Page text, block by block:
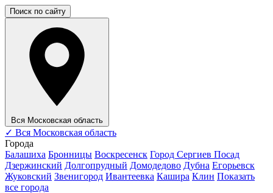
Поиск по сайту
Вся Московская область
✓ Вся Московская область
Города
Балашиха Бронницы Воскресенск Город Сергиев Посад
Дзержинский Долгопрудный Домодедово Дубна Егорьевск
Жуковский Звенигород Ивантеевка Кашира Клин Показать
все города